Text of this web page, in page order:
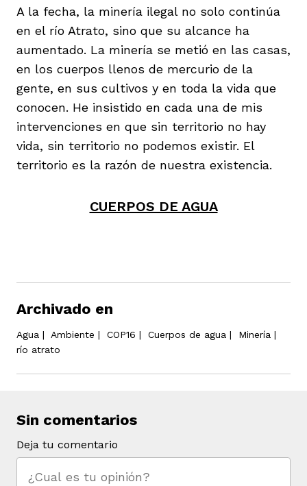
A la fecha, la minería ilegal no solo continúa
en el río Atrato, sino que su alcance ha
aumentado. La minería se metió en las casas,
en los cuerpos llenos de mercurio de la
gente, en sus cultivos y en toda la vida que
conocen. He insistido en cada una de mis
intervenciones en que sin territorio no hay
vida, sin territorio no podemos existir. El
territorio es la razón de nuestra existencia.
CUERPOS DE AGUA
Archivado en
Agua | Ambiente | COP16 | Cuerpos de agua | Minería |
río atrato
Sin comentarios
Deja tu comentario